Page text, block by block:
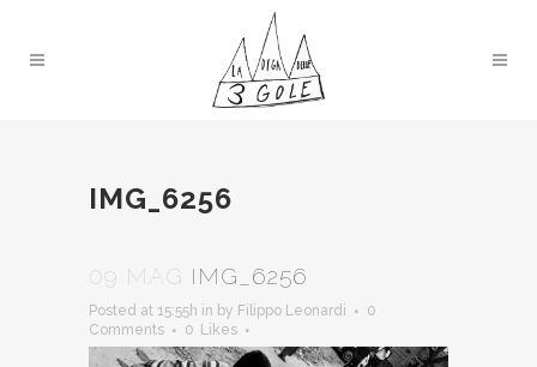
IMG_6256
09 MAG IMG_6256
Posted at 15:55h in by Filippo Leonardi
0
Comments
0 Likes